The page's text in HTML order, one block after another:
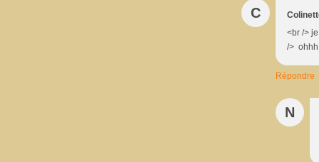
C
<br />
/> ohhh
Répondre
N